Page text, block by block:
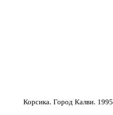
Корсика. Город Калви. 1995